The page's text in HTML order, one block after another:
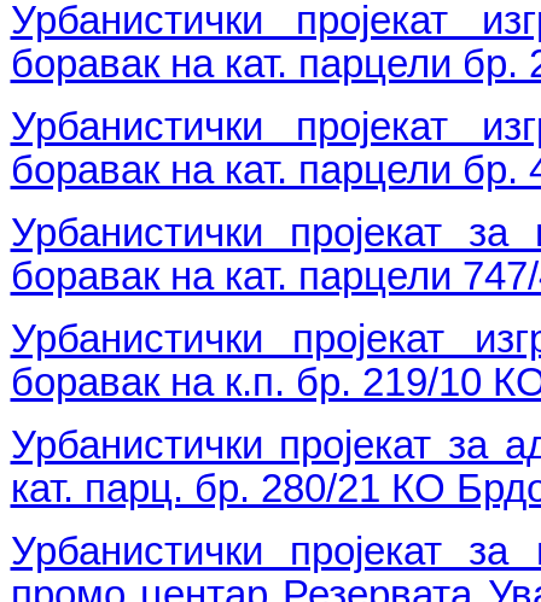
Урбанистички пројекат
боравак на кат. парцели
Урбанистички пројекат
боравак на кат. парцели
Урбанистички пројекат
боравак на кат. парцели
Урбанистички пројекат
боравак на к.п. бр. 219/10
Урбанистички пројекат за
кат. парц. бр. 280/21 КО
Урбанистички пројекат